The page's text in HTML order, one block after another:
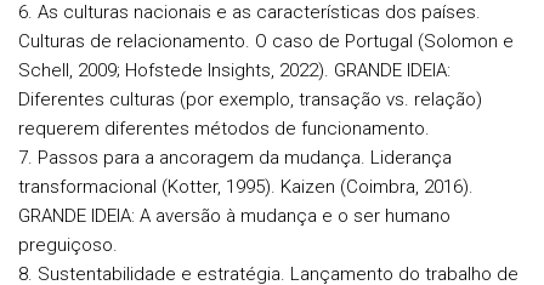
6. As culturas nacionais e as características dos países.
Culturas de relacionamento. O caso de Portugal (Solomon e
Schell, 2009; Hofstede Insights, 2022). GRANDE IDEIA:
Diferentes culturas (por exemplo, transação vs. relação)
requerem diferentes métodos de funcionamento.
7. Passos para a ancoragem da mudança. Liderança
transformacional (Kotter, 1995). Kaizen (Coimbra, 2016).
GRANDE IDEIA: A aversão à mudança e o ser humano
preguiçoso.
8. Sustentabilidade e estratégia. Lançamento do trabalho de